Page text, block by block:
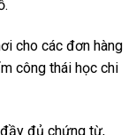
cho các đơn hàng
công thái học chi
đủ chứng từ,